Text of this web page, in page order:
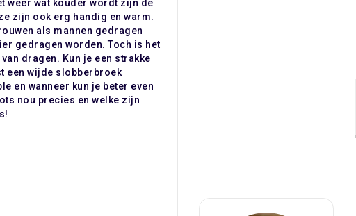
weer wat kouder wordt zijn de
zijn ook erg handig en warm.
als mannen gedragen
gedragen worden. Toch is het
dragen. Kun je een strakke
een wijde slobberbroek
en wanneer kun je beter even
nou precies en welke zijn